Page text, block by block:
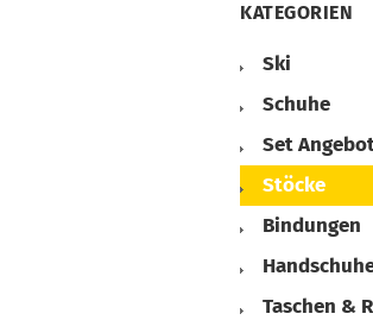
KATEGORIEN
Ski
Schuhe
Set
Stöcke
Bindungen
Taschen &